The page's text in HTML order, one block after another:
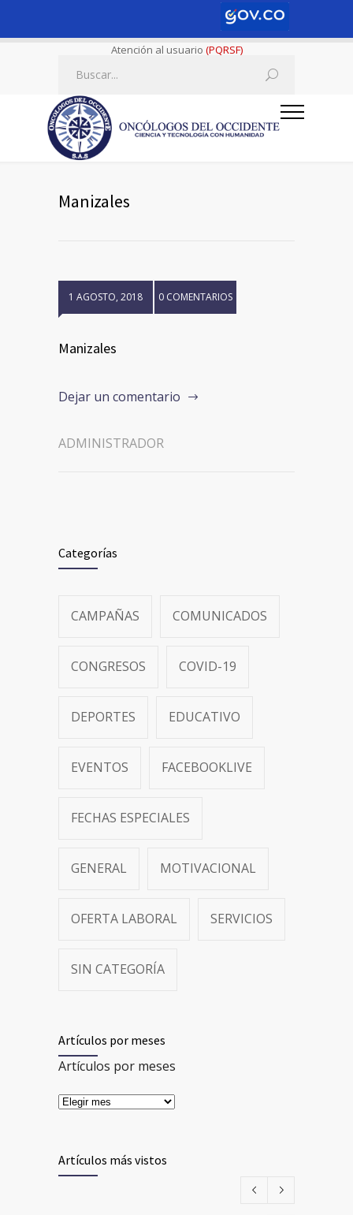
Atención al usuario (PQRSF)
Manizales
1 AGOSTO, 2018 0 COMENTARIOS
Manizales
Dejar un comentario
ADMINISTRADOR
Categorías
CAMPAÑAS COMUNICADOS
CONGRESOS COVID-19
DEPORTES EDUCATIVO
EVENTOS FACEBOOKLIVE
FECHAS ESPECIALES
GENERAL MOTIVACIONAL
OFERTA LABORAL SERVICIOS
SIN CATEGORÍA
Artículos por meses
Artículos por meses
Artículos más vistos